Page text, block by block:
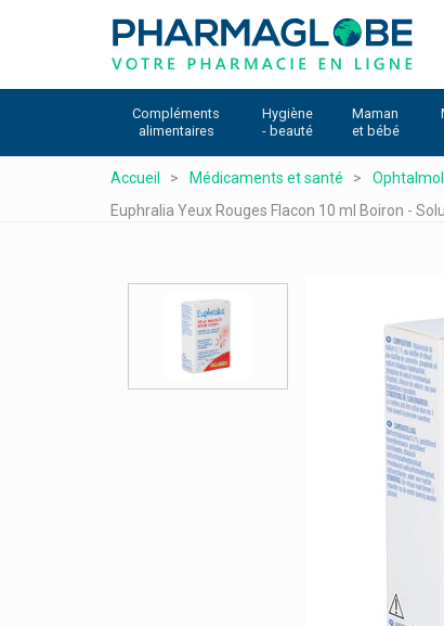
Compléments
alimentaires
Hygiène
- beauté
Maman
et bébé
Accueil Médicaments et santé
Euphralia Yeux Rouges Flacon 10 ml Boiron -